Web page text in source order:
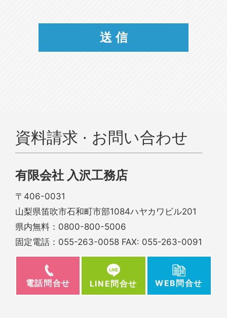
資料請求 · お問い合わせ
有限会社 入沢工務店
〒406-0031
山梨県笛吹市石和町市部1084ハヤカワビル201
県内無料： 0800-800-5006
固定電話： 055-263-0058 FAX: 055-263-0091
電話問合せ LINE問合せ WEB問合せ